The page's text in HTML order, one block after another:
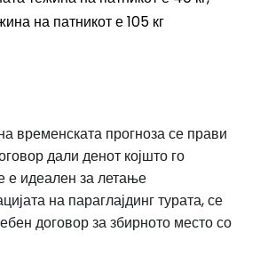
на патникот е 105 кг
временската прогноза се прави
дали денот којшто го
е идеален за летање
на параглајдинг турата, се
договор за збирното место со